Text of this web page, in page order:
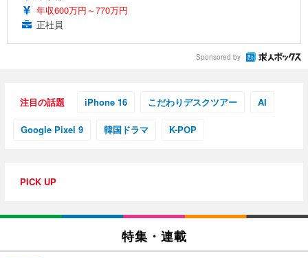
年収600万円～770万円
正社員
Sponsored by
注目の話題 iPhone 16 こだわりデスクツアー AI
Google Pixel 9 韓国ドラマ K-POP
PICK UP
特集・連載